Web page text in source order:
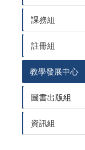
課務組
註冊組
教學發展中心
圖書出版組
資訊組